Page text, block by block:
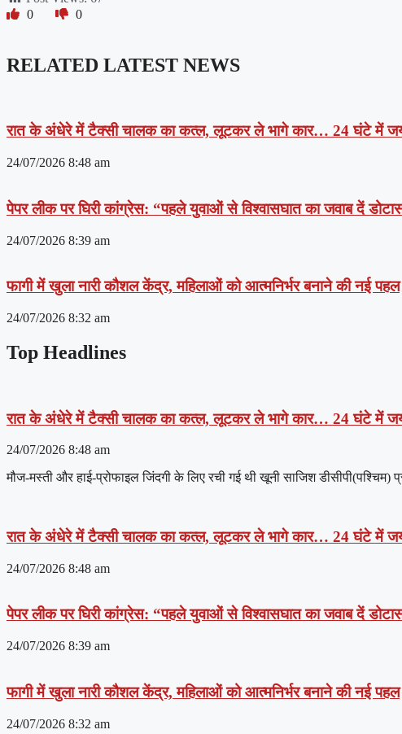
0
0
RELATED LATEST NEWS
रात के अंधेरे में टैक्सी चालक का कत्ल, लूटकर ले भागे कार… 24 घंटे में
24/07/2026 8:48 am
पेपर लीक पर घिरी कांग्रेस: “पहले युवाओं से विश्वासघात का जवाब दें
24/07/2026 8:39 am
फागी में खुला नारी कौशल केंद्र, महिलाओं को आत्मनिर्भर बनाने की नई पहल
24/07/2026 8:32 am
Top Headlines
रात के अंधेरे में टैक्सी चालक का कत्ल, लूटकर ले भागे कार… 24 घंटे में
24/07/2026 8:48 am
मौज-मस्ती और हाई-प्रोफाइल जिंदगी के लिए रची गई थी खूनी साजिश डीसीपी(पश्चिम)
रात के अंधेरे में टैक्सी चालक का कत्ल, लूटकर ले भागे कार… 24 घंटे में
24/07/2026 8:48 am
पेपर लीक पर घिरी कांग्रेस: “पहले युवाओं से विश्वासघात का जवाब दें
24/07/2026 8:39 am
फागी में खुला नारी कौशल केंद्र, महिलाओं को आत्मनिर्भर बनाने की नई पहल
24/07/2026 8:32 am